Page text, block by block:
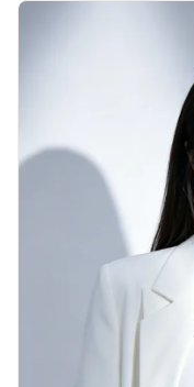
天分享一位粉丝投稿，